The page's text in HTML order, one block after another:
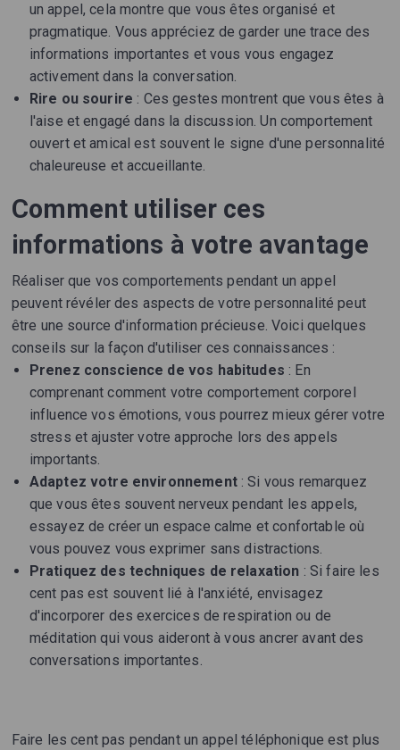
un appel, cela montre que vous êtes organisé et
pragmatique. Vous appréciez de garder une trace des
informations importantes et vous vous engagez
activement dans la conversation.
Rire ou sourire : Ces gestes montrent que vous êtes à
l'aise et engagé dans la discussion. Un comportement
ouvert et amical est souvent le signe d'une personnalité
chaleureuse et accueillante.
Comment utiliser ces
informations à votre avantage
Réaliser que vos comportements pendant un appel
peuvent révéler des aspects de votre personnalité peut
être une source d'information précieuse. Voici quelques
conseils sur la façon d'utiliser ces connaissances :
Prenez conscience de vos habitudes : En
comprenant comment votre comportement corporel
influence vos émotions, vous pourrez mieux gérer votre
stress et ajuster votre approche lors des appels
importants.
Adaptez votre environnement: Si vous remarquez
que vous êtes souvent nerveux pendant les appels,
essayez de créer un espace calme et confortable où
vous pouvez vous exprimer sans distractions.
Pratiquez des techniques de relaxation : Si faire les
cent pas est souvent lié à l'anxiété, envisagez
d'incorporer des exercices de respiration ou de
méditation qui vous aideront à vous ancrer avant des
conversations importantes.
Faire les cent pas pendant un appel téléphonique est plus